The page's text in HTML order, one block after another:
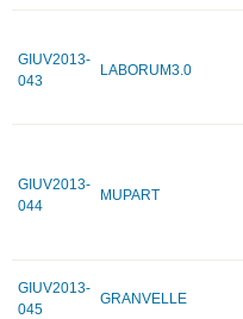
GIUV2013-
043
LABORUM3.0
GIUV2013-
044
MUPART
GIUV2013-
045
GRANVELLE